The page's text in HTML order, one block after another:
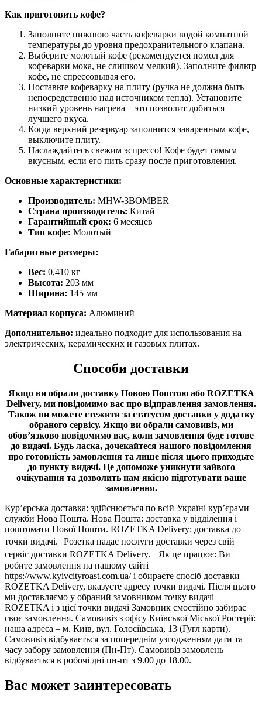
Как приготовить кофе?
Заполните нижнюю часть кофеварки водой комнатной
температуры до уровня предохранительного клапана.
Выберите молотый кофе (рекомендуется помол для
кофеварки мока, не слишком мелкий). Заполните фильтр
кофе, не спрессовывая его.
Поставьте кофеварку на плиту (ручка не должна быть
непосредственно над источником тепла). Установите
низкий уровень нагрева – это позволит добиться
лучшего вкуса.
Когда верхний резервуар заполнится заваренным кофе,
выключите плиту.
Наслаждайтесь свежим эспрессо! Кофе будет самым
вкусным, если его пить сразу после приготовления.
Основные характеристики:
Производитель: MHW-3BOMBER
Страна производитель: Китай
Гарантийный срок: 6 месяцев
Тип кофе: Молотый
Габаритные размеры:
Вес: 0,410 кг
Высота: 203 мм
Ширина: 145 мм
Материал корпуса: Алюминий
Дополнительно: идеально подходит для использования на
электрических, керамических и газовых плитах.
Способи доставки
Якщо ви обрали доставку Новою Поштою або ROZETKA
Delivery, ми повідомимо вас про відправлення замовлення.
Також ви можете стежити за статусом доставки у додатку
обраного сервісу. Якщо ви обрали самовивіз, ми
обов’язково повідомимо вас, коли замовлення буде готове
до видачі. Будь ласка, дочекайтеся нашого повідомлення
про готовність замовлення та лише після цього приходьте
до пункту видачі. Це допоможе уникнути зайвого
очікування та дозволить нам якісно підготувати ваше
замовлення.
Кур’єрська доставка: здійснюється по всій Україні кур’єрами
служби Нова Пошта. Нова Пошта: доставка у відділення і
поштомати Нової Пошти. ROZETKA Delivery: доставка до
точки видачі. Розетка надає послуги доставки через свій
сервіс доставки ROZETKA Delivery. Як це працює: Ви
робите замовлення на нашому сайті
https://www.kyivcityroast.com.ua/ і обираєте спосіб доставки
ROZETKA Delivery, вказуєте адресу точки видачі. Після цього
ми доставляємо у обраний замовником точку видачі
ROZETKA і з цієї точки видачі Замовник смостійно забирає
своє замовлення. Самовивіз з офісу Київської Міської Ростерії:
наша адреса – м. Київ, вул. Голосіївська, 13 (Гугл карти).
Самовивіз відбувається за попереднім узгодженням дати та
часу забору замовлення (Пн-Пт). Самовивіз замовлень
відбувається в робочі дні пн-пт з 9.00 до 18.00.
Вас может заинтересовать